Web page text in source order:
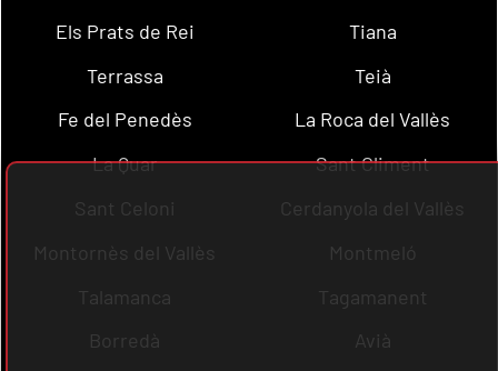
Els Prats de Rei
Tiana
Terrassa
Teià
Fe del Penedès
La Roca del Vallès
La Quar
Sant Climent
Sant Celoni
Cerdanyola del Vallès
Montornès del Vallès
Montmeló
Talamanca
Tagamanent
Borredà
Avià